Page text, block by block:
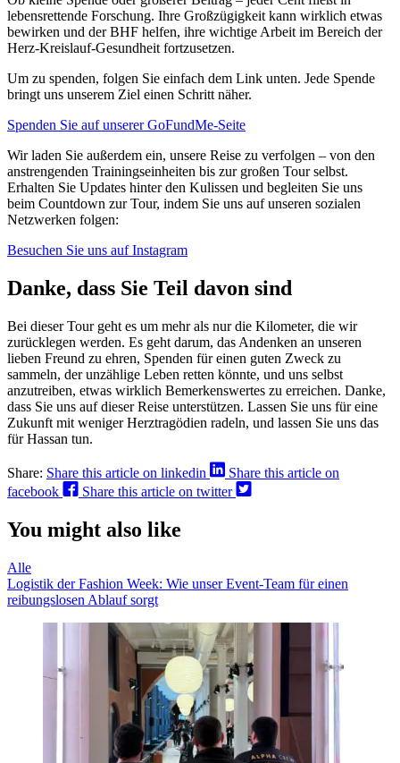
lebensrettende Forschung. Ihre Großzügigkeit kann wirklich etwas
bewirken und der BHF helfen, ihre wichtige Arbeit im Bereich der
Herz-Kreislauf-Gesundheit fortzusetzen.
Um zu spenden, folgen Sie einfach dem Link unten. Jede Spende
bringt uns unserem Ziel einen Schritt näher.
Spenden Sie auf unserer GoFundMe-Seite
Wir laden Sie außerdem ein, unsere Reise zu verfolgen – von den
anstrengenden Trainingseinheiten bis zur großen Tour selbst.
Erhalten Sie Updates hinter den Kulissen und begleiten Sie uns
beim Countdown zur Tour, indem Sie uns auf unseren sozialen
Netzwerken folgen:
Besuchen Sie uns auf Instagram
Danke, dass Sie Teil davon sind
Bei dieser Tour geht es um mehr als nur die Kilometer, die wir
zurücklegen werden. Es geht darum, das Andenken an unseren
lieben Freund zu ehren, Spenden für einen guten Zweck zu
sammeln, der unzählige Leben retten könnte, und uns selbst
anzutreiben, etwas wirklich Bemerkenswertes zu erreichen. Danke,
dass Sie uns auf dieser Reise unterstützen. Lassen Sie uns für eine
Zukunft mit weniger Herztragödien radeln, und lassen Sie uns das
für Hassan tun.
Share: Share this article on linkedin
Share this article on
facebook
Share this article on twitter
You might also like
Alle
Logistik der Fashion Week: Wie unser Event-Team für einen
reibungslosen Ablauf sorgt